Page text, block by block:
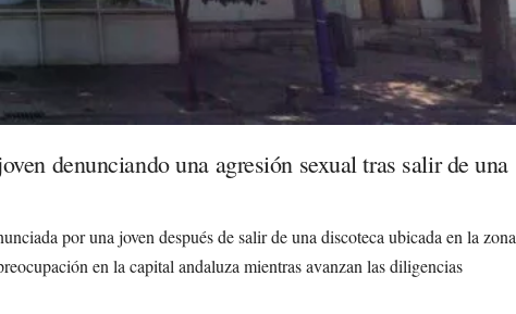
denunciando una agresión sexual tras salir de una
por una joven después de salir de una discoteca ubicada en la zona
en la capital andaluza mientras avanzan las diligencias